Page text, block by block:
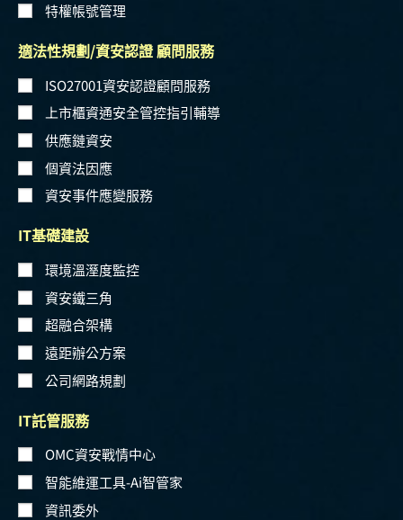
特權帳號管理
適法性規劃/資安認證 顧問服務
ISO27001資安認證顧問服務
上市櫃資通安全管控指引輔導
供應鏈資安
個資法因應
資安事件應變服務
IT基礎建設
環境溫溼度監控
資安鐵三角
超融合架構
遠距辦公方案
公司網路規劃
IT託管服務
OMC資安戰情中心
智能維運工具-Ai智管家
資訊委外